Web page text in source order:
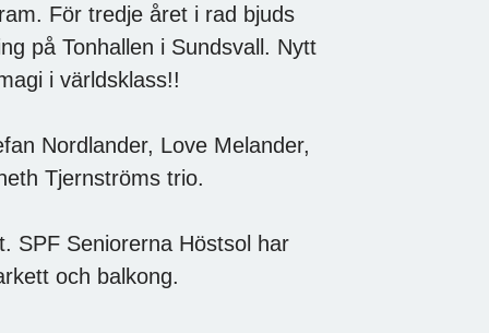
För tredje året i rad bjuds
på Tonhallen i Sundsvall. Nytt
i världsklass!!
Nordlander, Love Melander,
Tjernströms trio.
SPF Seniorerna Höstsol har
och balkong.